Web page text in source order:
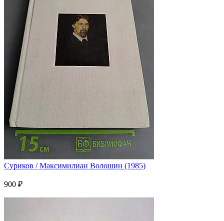
Суриков / Максимилиан Волошин (1985)
900 ₽